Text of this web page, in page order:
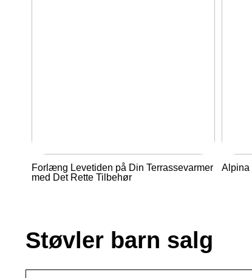
Forlæng Levetiden på Din Terrassevarmer
med Det Rette Tilbehør
Alpina
Støvler barn salg